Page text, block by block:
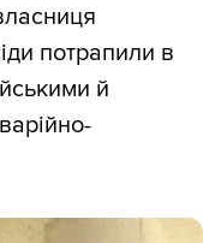
потрапили в
й